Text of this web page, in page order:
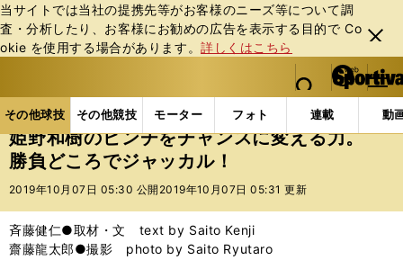
当サイトでは当社の提携先等がお客様のニーズ等について調
査・分析したり、お客様にお勧めの広告を表⽰する⽬的で Co
okie を使⽤する場合があります。詳しくはこちら
閉じ
る
web Sportiva (webスポルティーバ)
検索
マイペ
ー
ジ
メニュ
その他球技 その他競技 モーター フォト 連載 動
ス
ポ
ル
バ
その他球技の記事一覧 ラグビー 姫野和樹のピンチ
姫野和樹のピンチをチャンスに変える力。
勝負どころでジャッカル！
2019年10月07日 05:30 公開 2019年10月07日 05:31 更新
斉藤健仁●取材・文 text by Saito Kenji
齋藤龍太郎●撮影 photo by Saito Ryutaro